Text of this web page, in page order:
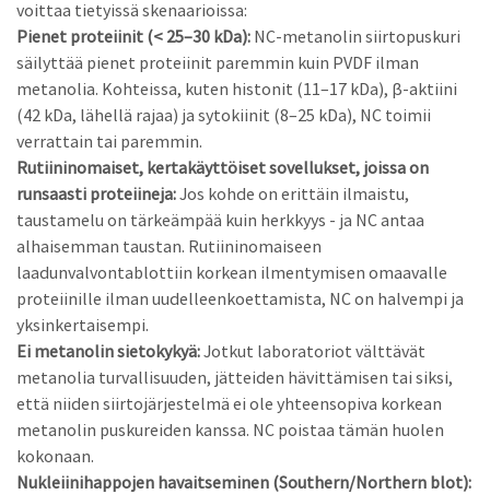
voittaa tietyissä skenaarioissa:
Pienet proteiinit (< 25–30 kDa): NC-metanolin siirtopuskuri
säilyttää pienet proteiinit paremmin kuin PVDF ilman
metanolia. Kohteissa, kuten histonit (11–17 kDa), β-aktiini
(42 kDa, lähellä rajaa) ja sytokiinit (8–25 kDa), NC toimii
verrattain tai paremmin.
Rutiininomaiset, kertakäyttöiset sovellukset, joissa on
runsaasti proteiineja:Jos kohde on erittäin ilmaistu,
taustamelu on tärkeämpää kuin herkkyys - ja NC antaa
alhaisemman taustan. Rutiininomaiseen
laadunvalvontablottiin korkean ilmentymisen omaavalle
proteiinille ilman uudelleenkoettamista, NC on halvempi ja
yksinkertaisempi.
Ei metanolin sietokykyä:Jotkut laboratoriot välttävät
metanolia turvallisuuden, jätteiden hävittämisen tai siksi,
että niiden siirtojärjestelmä ei ole yhteensopiva korkean
metanolin puskureiden kanssa. NC poistaa tämän huolen
kokonaan.
Nukleiinihappojen havaitseminen (Southern/Northern blot):